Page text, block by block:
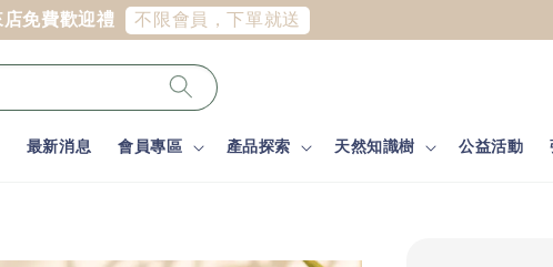
首次下單免運券
最新消息 會員專區 產品探索 天然知識樹 公益活動